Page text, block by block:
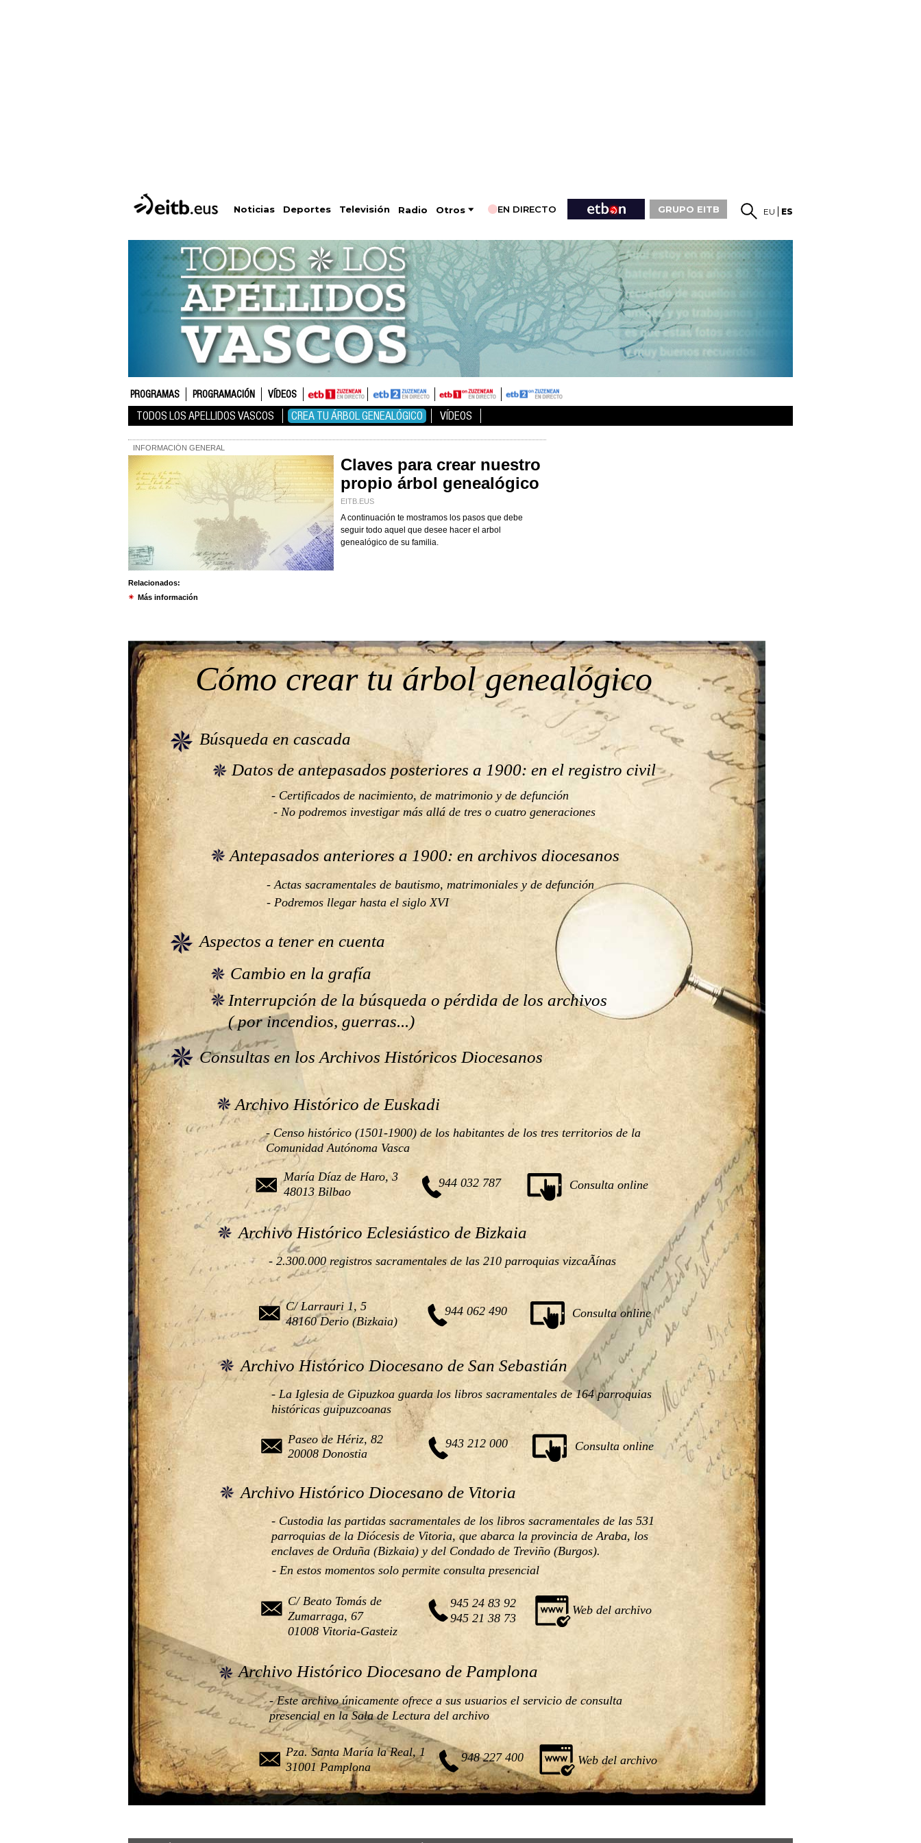
Noticias Deportes Televisión Radio Otros EN DIRECTO GRUPO EITB EU ES
PROGRAMAS PROGRAMACIÓN VÍDEOS
TODOS LOS APELLIDOS VASCOS CREA TU ÁRBOL GENEALÓGICO VÍDEOS
INFORMACIÓN GENERAL
Claves para crear nuestro
propio árbol genealógico
EITB.EUS
A continuación te mostramos los pasos que debe
seguir todo aquel que desee hacer el arbol
genealógico de su familia.
Relacionados:
Más información
Cómo crear tu árbol genealógico
Búsqueda en cascada
Datos de antepasados posteriores a 1900: en el registro civil
Antepasados anteriores a 1900: en archivos diocesanos
- Certificados de nacimiento, de matrimonio y de defunción
- No podremos investigar más allá de tres o cuatro generaciones
- Actas sacramentales de bautismo, matrimoniales y de defunción
- Podremos llegar hasta el siglo XVI
Consultas en los Archivos Históricos Diocesanos
Archivo Histórico de Euskadi
- Censo histórico (1501-1900) de los habitantes de los tres territorios de la
Comunidad Autónoma Vasca
Consulta online
944 032 787
María Díaz de Haro, 3
48013 Bilbao
Archivo Histórico Eclesiástico de Bizkaia
- 2.300.000 registros sacramentales de las 210 parroquias vizcaÃínas
Consulta online
944 062 490
C/ Larrauri 1, 5
48160 Derio (Bizkaia)
Archivo Histórico Diocesano de San Sebastián
- La Iglesia de Gipuzkoa guarda los libros sacramentales de 164 parroquias
históricas guipuzcoanas
Consulta online
943 212 000
Paseo de Hériz, 82
20008 Donostia
Archivo Histórico Diocesano de Vitoria
- Custodia las partidas sacramentales de los libros sacramentales de las 531
parroquias de la Diócesis de Vitoria, que abarca la provincia de Araba, los
enclaves de Orduña (Bizkaia) y del Condado de Treviño (Burgos).
945 24 83 92
945 21 38 73
C/ Beato Tomás de
Zumarraga, 67
01008 Vitoria-Gasteiz
Archivo Histórico Diocesano de Pamplona
- Este archivo únicamente ofrece a sus usuarios el servicio de consulta
presencial en la Sala de Lectura del archivo
948 227 400
Pza. Santa María la Real, 1
31001 Pamplona
Web del archivo
- En estos momentos solo permite consulta presencial
Web del archivo
Aspectos a tener en cuenta
Cambio en la grafía
Interrupción de la búsqueda o pérdida de los archivos
( por incendios, guerras...)